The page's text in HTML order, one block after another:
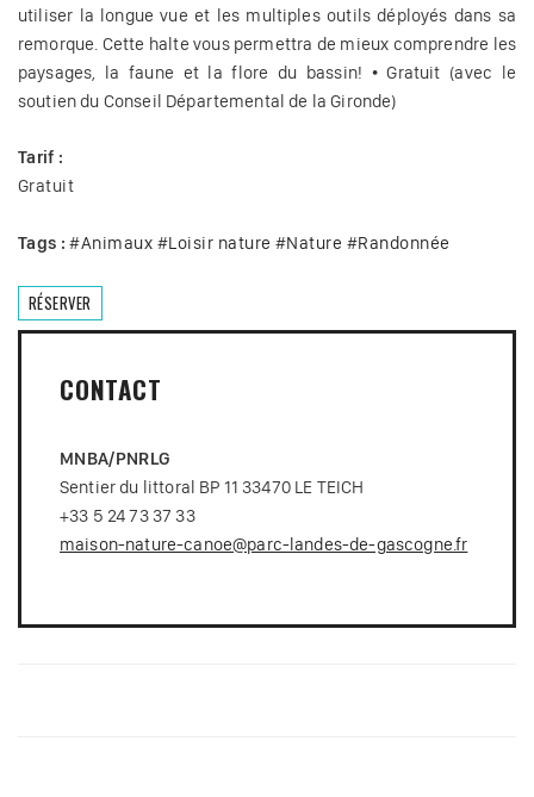
utiliser la longue vue et les multiples outils déployés dans sa
remorque. Cette halte vous permettra de mieux comprendre les
paysages, la faune et la flore du bassin! • Gratuit (avec le
soutien du Conseil Départemental de la Gironde)
Tarif :
Gratuit
Tags : #Animaux #Loisir nature #Nature #Randonnée
RÉSERVER
CONTACT
MNBA/PNRLG
Sentier du littoral BP 11 33470 LE TEICH
+33 5 24 73 37 33
maison-nature-canoe@parc-landes-de-gascogne.fr